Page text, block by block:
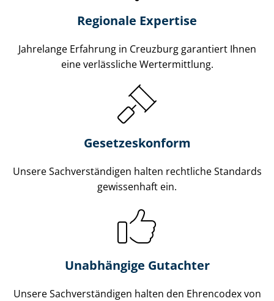
Regionale Expertise
Jahrelange Erfahrung in Creuzburg garantiert Ihnen
eine verlässliche Wertermittlung.
Gesetzes­konform
Unsere Sach­ver­stän­di­gen halten rechtliche Standards
gewissenhaft ein.
Unabhängige Gutachter
Unsere Sach­ver­stän­di­gen halten den Ehrencodex von